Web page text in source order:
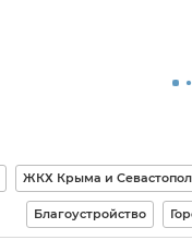
ЖКХ Крыма и
Благоустройство